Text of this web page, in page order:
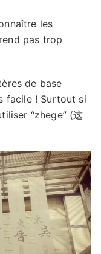
les
pas trop
de base
facile ! Surtout si
“zhege” (这